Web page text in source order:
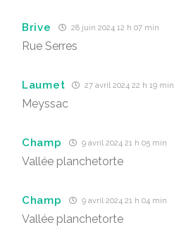
Brive 28 juin 2024 12 h 07 min
Rue Serres
Laumet 27 avril 2024 22 h 19 min
Meyssac
Champ 9 avril 2024 21 h 05 min
Vallée planchetorte
Champ 9 avril 2024 21 h 04 min
Vallée planchetorte